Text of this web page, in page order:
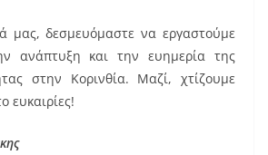
μας, δεσμευόμαστε να εργαστούμε
ανάπτυξη και την ευημερία της
στην Κορινθία. Μαζί, χτίζουμε
ευκαιρίες!